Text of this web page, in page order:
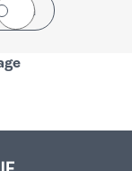
Non
LinkedIn
sur Whatsapp
par courriel